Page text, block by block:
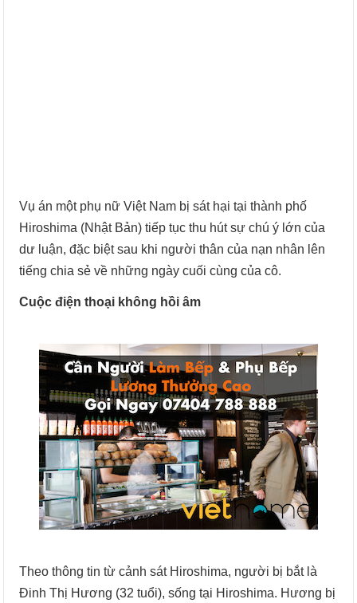
Vụ án một phụ nữ Việt Nam bị sát hại tại thành phố
Hiroshima (Nhật Bản) tiếp tục thu hút sự chú ý lớn của
dư luận, đặc biệt sau khi người thân của nạn nhân lên
tiếng chia sẻ về những ngày cuối cùng của cô.
Cuộc điện thoại không hồi âm
Theo thông tin từ cảnh sát Hiroshima, người bị bắt là
Đinh Thị Hương (32 tuổi), sống tại Hiroshima. Hương bị